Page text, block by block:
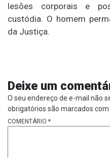
lesões corporais e
custódia. O homem
da Justiça.
Deixe um
O seu endereço de e-mail não
obrigatórios são marcados com
COMENTÁRIO *